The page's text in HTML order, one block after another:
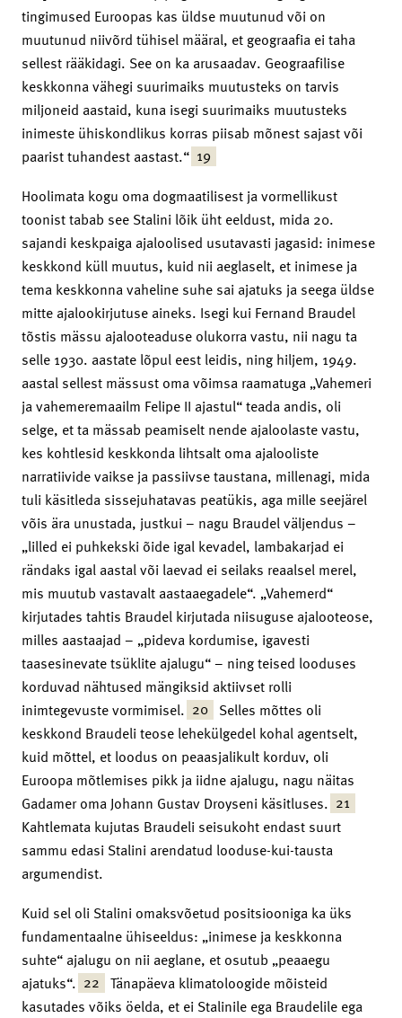
tingimused Euroopas kas üldse muutunud või on
muutunud niivõrd tühisel määral, et geograafia ei taha
sellest rääkidagi. See on ka arusaadav. Geograafilise
keskkonna vähegi suurimaiks muutusteks on tarvis
miljoneid aastaid, kuna isegi suurimaiks muutusteks
inimeste ühiskondlikus korras piisab mõnest sajast või
paarist tuhandest aastast.“ 19
Hoolimata kogu oma dogmaatilisest ja vormellikust
toonist tabab see Stalini lõik üht eeldust, mida 20.
sajandi keskpaiga ajaloolised usutavasti jagasid: inimese
keskkond küll muutus, kuid nii aeglaselt, et inimese ja
tema keskkonna vaheline suhe sai ajatuks ja seega üldse
mitte ajalookirjutuse aineks. Isegi kui Fernand Braudel
tõstis mässu ajalooteaduse olukorra vastu, nii nagu ta
selle 1930. aastate lõpul eest leidis, ning hiljem, 1949.
aastal sellest mässust oma võimsa raamatuga „Vahemeri
ja vahemeremaailm Felipe II ajastul“ teada andis, oli
selge, et ta mässab peamiselt nende ajaloolaste vastu,
kes kohtlesid keskkonda lihtsalt oma ajalooliste
narratiivide vaikse ja passiivse taustana, millenagi, mida
tuli käsitleda sissejuhatavas peatükis, aga mille seejärel
võis ära unustada, justkui – nagu Braudel väljendus –
„lilled ei puhkekski õide igal kevadel, lambakarjad ei
rändaks igal aastal või laevad ei seilaks reaalsel merel,
mis muutub vastavalt aastaaegadele“. „Vahemerd“
kirjutades tahtis Braudel kirjutada niisuguse ajalooteose,
milles aastaajad – „pideva kordumise, igavesti
taasesinevate tsüklite ajalugu“ – ning teised looduses
korduvad nähtused mängiksid aktiivset rolli
inimtegevuste vormimisel. 20 Selles mõttes oli
keskkond Braudeli teose lehekülgedel kohal agentselt,
kuid mõttel, et loodus on peaasjalikult korduv, oli
Euroopa mõtlemises pikk ja iidne ajalugu, nagu näitas
Gadamer oma Johann Gustav Droyseni käsitluses. 21
Kahtlemata kujutas Braudeli seisukoht endast suurt
sammu edasi Stalini arendatud looduse-kui-tausta
argumendist.
Kuid sel oli Stalini omaksvõetud positsiooniga ka üks
fundamentaalne ühiseeldus: „inimese ja keskkonna
suhte“ ajalugu on nii aeglane, et osutub „peaaegu
ajatuks“. 22 Tänapäeva klimatoloogide mõisteid
kasutades võiks öelda, et ei Stalinile ega Braudelile ega